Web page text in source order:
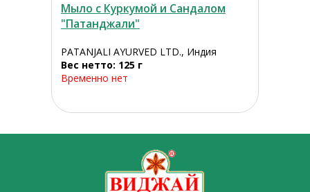
Мыло с Куркумой и Сандалом
"Патанджали"
PATANJALI AYURVED LTD., Индия
Вес нетто: 125 г
Временно нет